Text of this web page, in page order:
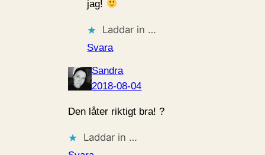
jag!
Laddar in …
Svara
Sandra
2018-08-04
Den låter riktigt bra! ?
Laddar in …